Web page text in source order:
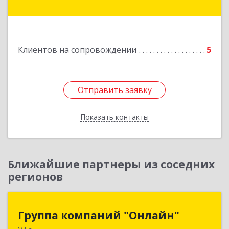
Клиентов на сопровождении 5
Отправить заявку
Показать контакты
Отправить заявку
Назад
Ближайшие партнеры из соседних
регионов
Группа компаний "Онлайн"
Группа компаний "Онлайн"